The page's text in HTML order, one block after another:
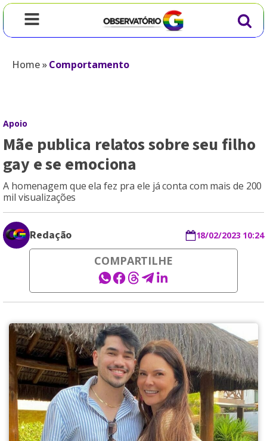
Home»Comportamento
Apoio
Mãe publica relatos sobre seu filho
gay e se emociona
A homenagem que ela fez pra ele já conta com mais de 200
mil visualizações
Redação 18/02/2023 10:24
COMPARTILHE